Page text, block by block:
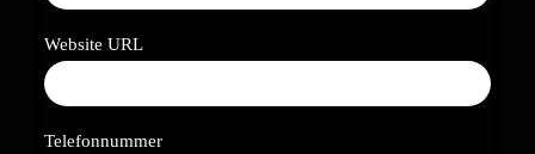
Website URL
Telefonnummer